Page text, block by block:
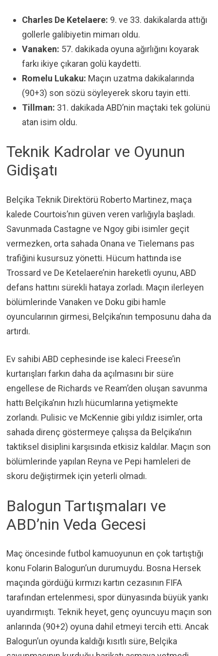
Charles De Ketelaere: 9. ve 33. dakikalarda attığı
gollerle galibiyetin mimarı oldu.
Vanaken: 57. dakikada oyuna ağırlığını koyarak
farkı ikiye çıkaran golü kaydetti.
Romelu Lukaku: Maçın uzatma dakikalarında
(90+3) son sözü söyleyerek skoru tayin etti.
Tillman: 31. dakikada ABD’nin maçtaki tek golünü
atan isim oldu.
Teknik Kadrolar ve Oyunun
Gidişatı
Belçika Teknik Direktörü Roberto Martinez, maça
kalede Courtois’nın güven veren varlığıyla başladı.
Savunmada Castagne ve Ngoy gibi isimler geçit
vermezken, orta sahada Onana ve Tielemans pas
trafiğini kusursuz yönetti. Hücum hattında ise
Trossard ve De Ketelaere’nin hareketli oyunu, ABD
defans hattını sürekli hataya zorladı. Maçın ilerleyen
bölümlerinde Vanaken ve Doku gibi hamle
oyuncularının girmesi, Belçika’nın temposunu daha da
artırdı.
Ev sahibi ABD cephesinde ise kaleci Freese’in
kurtarışları farkın daha da açılmasını bir süre
engellese de Richards ve Ream’den oluşan savunma
hattı Belçika’nın hızlı hücumlarına yetişmekte
zorlandı. Pulisic ve McKennie gibi yıldız isimler, orta
sahada direnç göstermeye çalışsa da Belçika’nın
taktiksel disiplini karşısında etkisiz kaldılar. Maçın son
bölümlerinde yapılan Reyna ve Pepi hamleleri de
skoru değiştirmek için yeterli olmadı.
Balogun Tartışmaları ve
ABD’nin Veda Gecesi
Maç öncesinde futbol kamuoyunun en çok tartıştığı
konu Folarin Balogun’un durumuydu. Bosna Hersek
maçında gördüğü kırmızı kartın cezasının FIFA
tarafından ertelenmesi, spor dünyasında büyük yankı
uyandırmıştı. Teknik heyet, genç oyuncuyu maçın son
anlarında (90+2) oyuna dahil etmeyi tercih etti. Ancak
Balogun’un oyunda kaldığı kısıtlı süre, Belçika